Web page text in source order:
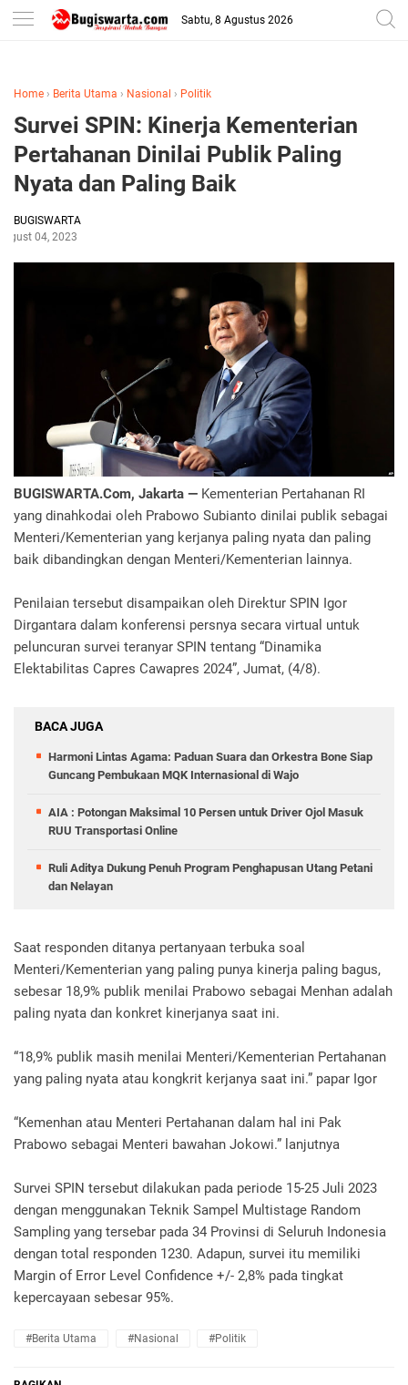
-->
Sabtu, 8 Agustus 2026
Home › Berita Utama › Nasional › Politik
Survei SPIN: Kinerja Kementerian
Pertahanan Dinilai Publik Paling
Nyata dan Paling Baik
BUGISWARTA
04, 2023
BUGISWARTA.Com, Jakarta — Kementerian Pertahanan RI
yang dinahkodai oleh Prabowo Subianto dinilai publik sebagai
Menteri/Kementerian yang kerjanya paling nyata dan paling
baik dibandingkan dengan Menteri/Kementerian lainnya.
Penilaian tersebut disampaikan oleh Direktur SPIN Igor
Dirgantara dalam konferensi persnya secara virtual untuk
peluncuran survei teranyar SPIN tentang “Dinamika
Elektabilitas Capres Cawapres 2024”, Jumat, (4/8).
BACA JUGA
Harmoni Lintas Agama: Paduan Suara dan Orkestra Bone Siap
Guncang Pembukaan MQK Internasional di Wajo
AIA : Potongan Maksimal 10 Persen untuk Driver Ojol Masuk
RUU Transportasi Online
Ruli Aditya Dukung Penuh Program Penghapusan Utang Petani
dan Nelayan
Saat responden ditanya pertanyaan terbuka soal
Menteri/Kementerian yang paling punya kinerja paling bagus,
sebesar 18,9% publik menilai Prabowo sebagai Menhan adalah
paling nyata dan konkret kinerjanya saat ini.
“18,9% publik masih menilai Menteri/Kementerian Pertahanan
yang paling nyata atau kongkrit kerjanya saat ini.” papar Igor
“Kemenhan atau Menteri Pertahanan dalam hal ini Pak
Prabowo sebagai Menteri bawahan Jokowi.” lanjutnya
Survei SPIN tersebut dilakukan pada periode 15-25 Juli 2023
dengan menggunakan Teknik Sampel Multistage Random
Sampling yang tersebar pada 34 Provinsi di Seluruh Indonesia
dengan total responden 1230. Adapun, survei itu memiliki
Margin of Error Level Confidence +/- 2,8% pada tingkat
kepercayaan sebesar 95%.
#Berita Utama #Nasional #Politik